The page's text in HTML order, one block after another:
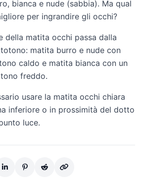
bianca e nude (sabbia). Ma qual
per ingrandire gli occhi?
della matita occhi passa dalla
matita burro e nude con
caldo e matita bianca con un
freddo.
usare la matita occhi chiara
inferiore o in prossimità del dotto
luce.